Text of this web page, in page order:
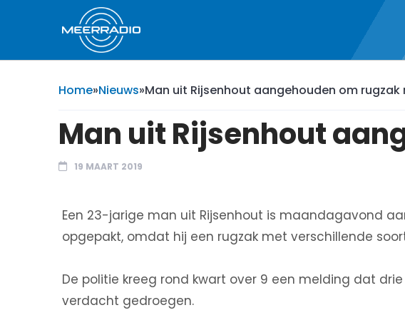
Home»Nieuws»Man uit Rijsenhout aangehouden om rugzak
Man uit Rijsenhout
19 MAART 2019
Een 23-jarige man uit Rijsenhout is maandagavond
opgepakt, omdat hij een rugzak met verschillende
De politie kreeg rond kwart over 9 een melding dat
verdacht gedroegen.